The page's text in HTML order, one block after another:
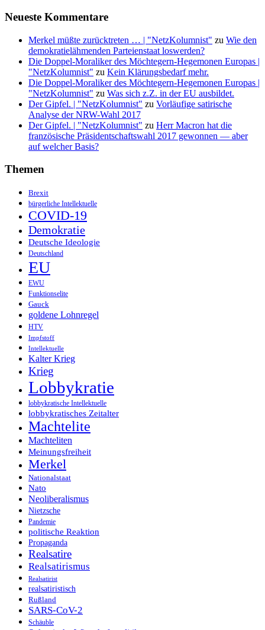
Neueste Kommentare
Merkel müßte zurücktreten … | "NetzKolumnist" zu Wie den
demokratielähmenden Parteienstaat loswerden?
Die Doppel-Moraliker des Möchtegern-Hegemonen Europas |
"NetzKolumnist" zu Kein Klärungsbedarf mehr.
Die Doppel-Moraliker des Möchtegern-Hegemonen Europas |
"NetzKolumnist" zu Was sich z.Z. in der EU ausbildet.
Der Gipfel. | "NetzKolumnist" zu Vorläufige satirische
Analyse der NRW-Wahl 2017
Der Gipfel. | "NetzKolumnist" zu Herr Macron hat die
französische Präsidentschaftswahl 2017 gewonnen — aber
auf welcher Basis?
Themen
Brexit
bürgerliche Intellektuelle
COVID-19
Demokratie
Deutsche Ideologie
Deutschland
EU
EWU
Funktionselite
Gauck
goldene Lohnregel
HTV
Impfstoff
Intellektuelle
Kalter Krieg
Krieg
Lobbykratie
lobbykratische Intellektuelle
lobbykratisches Zeitalter
Machtelite
Machteliten
Meinungsfreiheit
Merkel
Nationalstaat
Nato
Neoliberalismus
Nietzsche
Pandemie
politische Reaktion
Propaganda
Realsatire
Realsatirismus
Realsatirist
realsatiristisch
Rußland
SARS-CoV-2
Schäuble